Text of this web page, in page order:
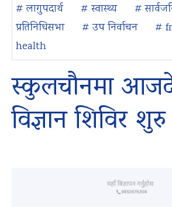
# लागुपदार्थ
# स्वास्थ्य #
प्रतिनिधिसभा
# उप निर्वाचन #
health
स्कुलचौनमा
विज्ञान शिविर शुरु